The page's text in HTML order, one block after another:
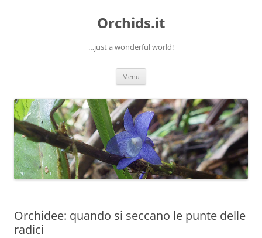
Orchids.it
…just a wonderful world!
Menu
Orchidee: quando si seccano le punte delle
radici